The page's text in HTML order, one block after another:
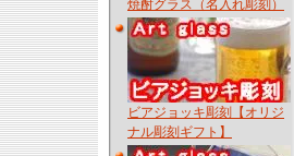
焼酎グラス（名入れ彫刻）
ビアジョッキ彫刻【オリジ
ナル彫刻ギフト】